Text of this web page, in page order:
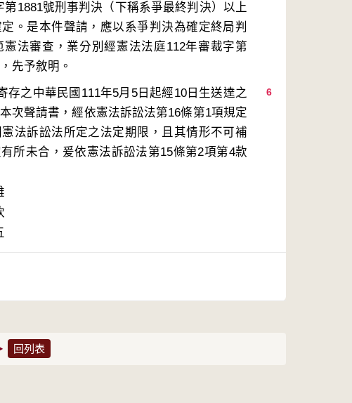
1881號刑事判決（下稱系爭最終判決）以上
。是本件聲請，應以系爭判決為確定終局判
法審查，業分別經憲法法庭112年審裁字第
6
之中華民國111年5月5日起經10日生送達之
次聲請書，經依憲法訴訟法第16條第1項規定
法訴訟法所定之法定期限，且其情形不可補
所未合，爰依憲法訴訟法第15條第2項第4款
回列表